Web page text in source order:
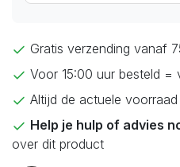
Gratis verzending vanaf
Voor 15:00 uur besteld =
Altijd de actuele
Help je hulp of advies
over dit product